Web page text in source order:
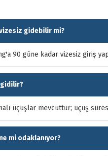
gidebilir mi?
90 güne kadar vizesiz giriş
gidilir?
uçuşlar mevcuttur; uçuş
mi odaklanıyor?